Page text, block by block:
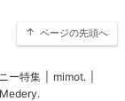
ページの先頭へ
ー特集 mimot.
Medery.